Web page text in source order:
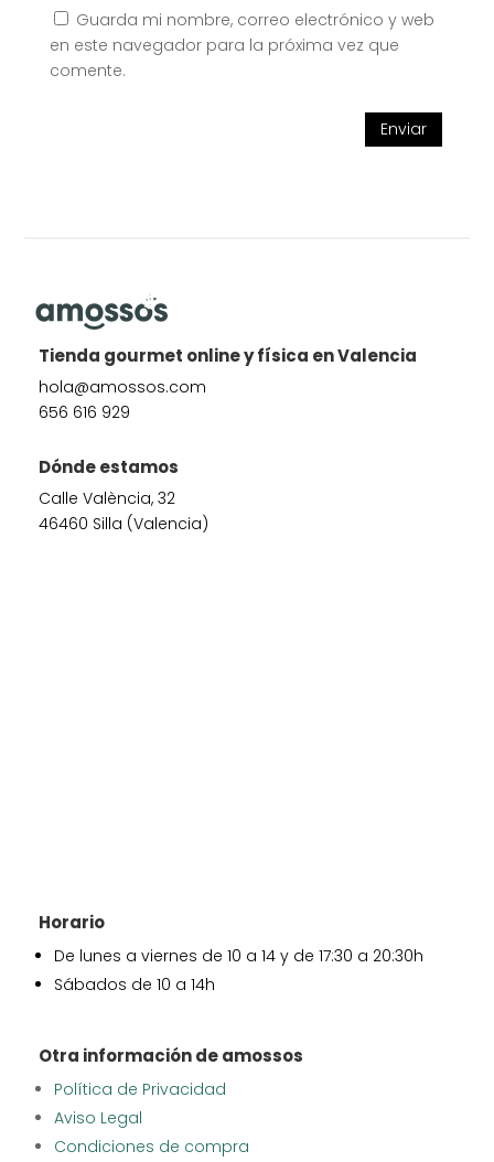
Guarda mi nombre, correo electrónico y web
en este navegador para la próxima vez que
comente.
Enviar
Tienda gourmet online y física en Valencia
hola@amossos.com
656 616 929
Dónde estamos
Calle València, 32
46460 Silla (Valencia)
Horario
De lunes a viernes de 10 a 14 y de 17:30 a 20:30h
Sábados de 10 a 14h
Otra información de amossos
Política de Privacidad
Aviso Legal
Condiciones de compra